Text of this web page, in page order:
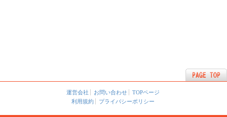
運営会社 お問い合わせ
TOPページ
利用規約
プライバシーポリシー